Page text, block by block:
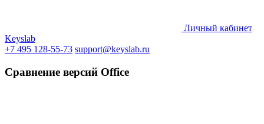
Личный кабинет
Keyslab
+7 495 128-55-73 support@keyslab.ru
Сравнение версий Office